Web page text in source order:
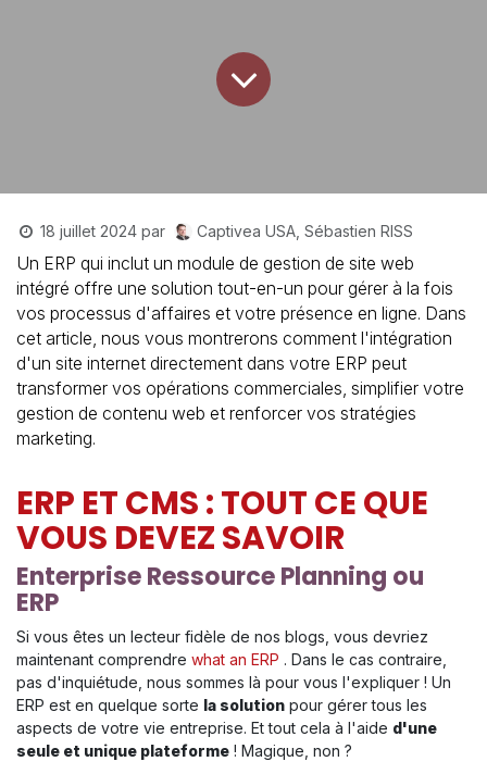
18 juillet 2024 par Captivea USA, Sébastien RISS
Un ERP qui inclut un module de gestion de site web
intégré offre une solution tout-en-un pour gérer à la fois
vos processus d'affaires et votre présence en ligne. Dans
cet article, nous vous montrerons comment l'intégration
d'un site internet directement dans votre ERP peut
transformer vos opérations commerciales, simplifier votre
gestion de contenu web et renforcer vos stratégies
marketing.​
ERP ET CMS : TOUT CE QUE
VOUS DEVEZ SAVOIR
Enterprise Ressource Planning ou
ERP
Si vous êtes un lecteur fidèle de nos blogs, vous devriez
maintenant comprendre what an ERP . Dans le cas contraire,
pas d'inquiétude, nous sommes là pour vous l'expliquer ! Un
ERP est en quelque sorte la solution pour gérer tous les
aspects de votre vie entreprise. Et tout cela à l'aide d'une
seule et unique plateforme ! Magique, non ?